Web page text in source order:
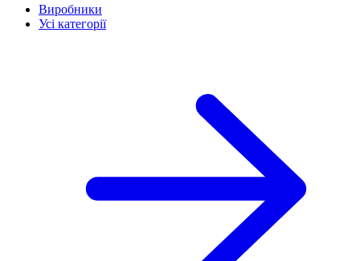
Виробники
Усі категорії